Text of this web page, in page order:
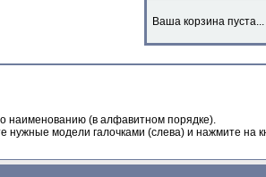
Ваша корзина пуста...
наименованию (в алфавитном порядке).
нужные модели галочками (слева) и нажмите на